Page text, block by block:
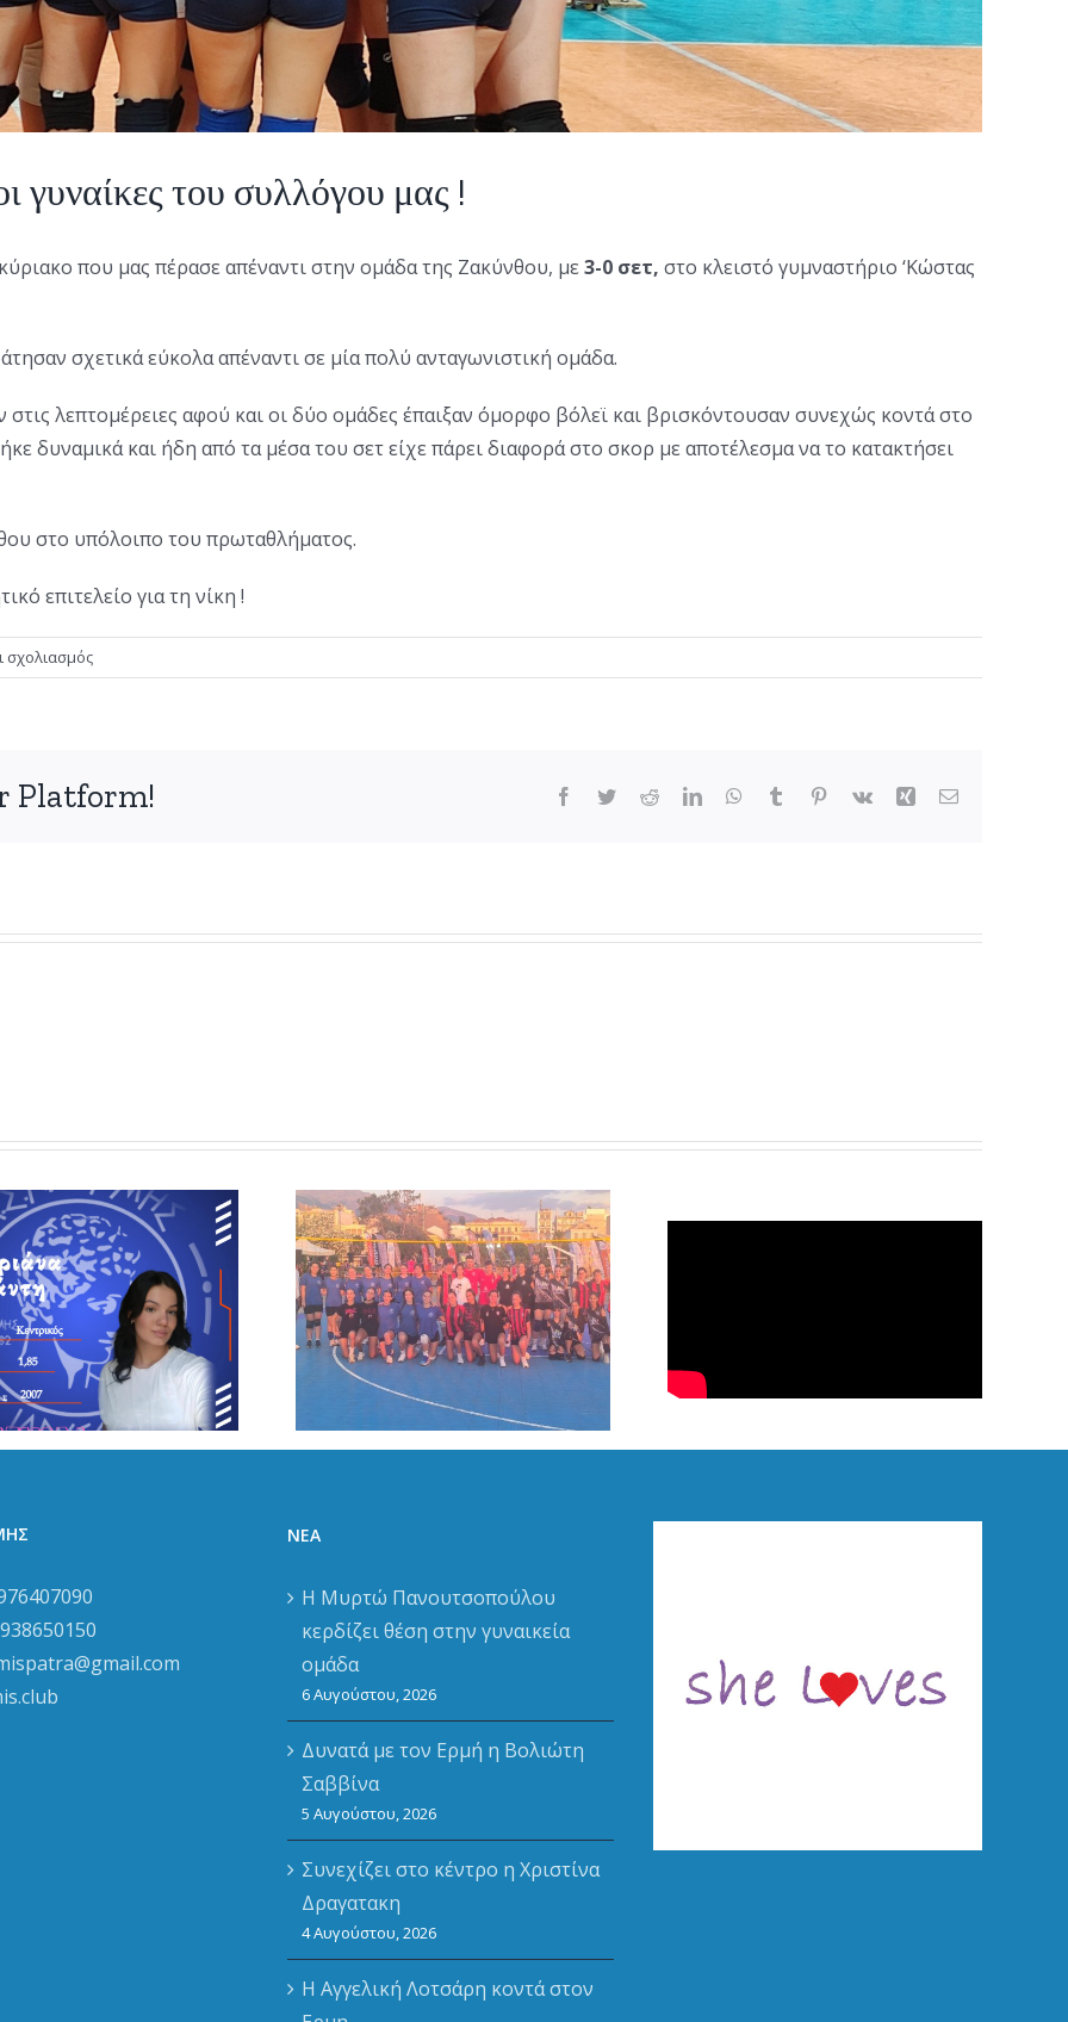
γυναίκες του συλλόγου μας !
που μας πέρασε απέναντι στην ομάδα της Ζακύνθου, με 3-0 σετ, στο κλειστό γυμναστήριο ‘Κώστας
σχετικά εύκολα απέναντι σε μία πολύ ανταγωνιστική ομάδα.
στις λεπτομέρειες αφού και οι δύο ομάδες έπαιξαν όμορφο βόλεϊ και βρισκόντουσαν συνεχώς κοντά στο
δυναμικά και ήδη από τα μέσα του σετ είχε πάρει διαφορά στο σκορ με αποτέλεσμα να το κατακτήσει
στο υπόλοιπο του πρωταθλήματος.
επιτελείο για τη νίκη !
σχολιασμόςστο
Την
οι
!
Platform! Facebook
TwitterRedditLinkedInWhatsApp
Tumblr Pinterest
Vk Xing Email
Συμμετοχή των
κοριτσιών του
ΑΣΠ ΕΡΜΗΣ
Πάτρας στη
Ναυτική
Εβδομαδα
Απόκτηση του
Φώτη
Γιαννόπουλου απο
τον ΑΣΠ Ερμής
ΝΈΑ
Η Μυρτώ Πανουτσοπούλου
κερδίζει θέση στην γυναικεία
ομάδα
6 Αυγούστου, 2026
Δυνατά με τον Ερμή η Βολιώτη
Σαββίνα
5 Αυγούστου, 2026
Συνεχίζει στο κέντρο η Χριστίνα
Δραγατακη
4 Αυγούστου, 2026
Η Αγγελική Λοτσάρη κοντά στον